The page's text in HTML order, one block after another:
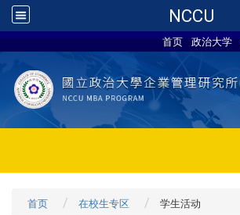
NCCU
首页 政治大学
首页 在校生专区 学生活动